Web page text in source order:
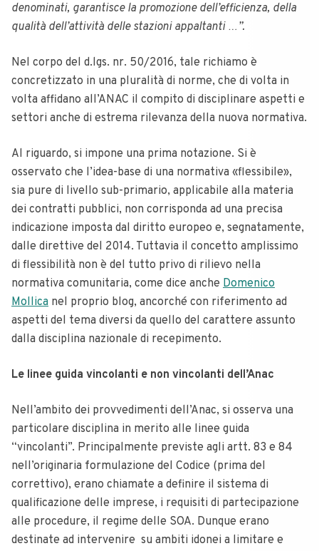
denominati, garantisce la promozione dell’efficienza, della
qualità dell’attività delle stazioni appaltanti …”.
Nel corpo del d.lgs. nr. 50/2016, tale richiamo è
concretizzato in una pluralità di norme, che di volta in
volta affidano all’ANAC il compito di disciplinare aspetti e
settori anche di estrema rilevanza della nuova normativa.
Al riguardo, si impone una prima notazione. Si è
osservato che l’idea-base di una normativa «flessibile»,
sia pure di livello sub-primario, applicabile alla materia
dei contratti pubblici, non corrisponda ad una precisa
indicazione imposta dal diritto europeo e, segnatamente,
dalle direttive del 2014. Tuttavia il concetto amplissimo
di flessibilità non è del tutto privo di rilievo nella
normativa comunitaria, come dice anche Domenico
Mollica nel proprio blog, ancorché con riferimento ad
aspetti del tema diversi da quello del carattere assunto
dalla disciplina nazionale di recepimento.
Le linee guida vincolanti e non vincolanti dell’Anac
Nell’ambito dei provvedimenti dell’Anac, si osserva una
particolare disciplina in merito alle linee guida
“vincolanti”. Principalmente previste agli artt. 83 e 84
nell’originaria formulazione del Codice (prima del
correttivo), erano chiamate a definire il sistema di
qualificazione delle imprese, i requisiti di partecipazione
alle procedure, il regime delle SOA. Dunque erano
destinate ad intervenire su ambiti idonei a limitare e